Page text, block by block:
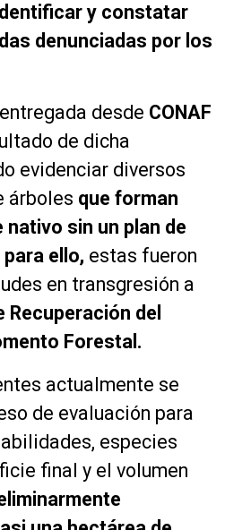
y constatar
denunciadas por los
desde CONAF
de dicha
evidenciar diversos
árboles que forman
sin un plan de
ello, estas fueron
en transgresión a
Recuperación del
Forestal.
actualmente se
de evaluación para
especies
final y el volumen